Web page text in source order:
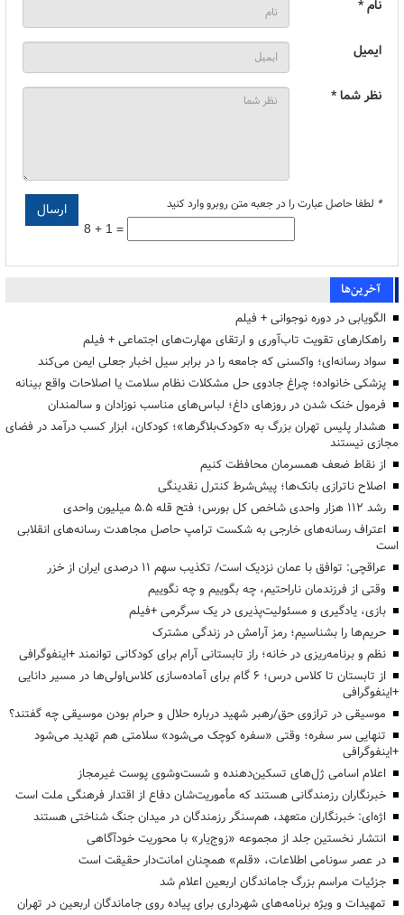
نام *
ایمیل
نظر شما *
* لطفا حاصل عبارت را در جعبه متن روبرو وارد کنید
8 + 1 =
آخرین‌ها
الگویابی در دوره نوجوانی + فیلم
راهکارهای تقویت تاب‌آوری و ارتقای مهارت‌های اجتماعی + فیلم
سواد رسانه‌ای؛ واکسنی که جامعه را در برابر سیل اخبار جعلی ایمن می‌کند
پزشکی خانواده؛ چراغ جادوی حل مشکلات نظام سلامت یا اصلاحات واقع بینانه
فرمول خنک شدن در روزهای داغ؛ لباس‌های مناسب نوزادان و سالمندان
هشدار پلیس تهران بزرگ به «کودک‌بلاگرها»؛ کودکان، ابزار کسب درآمد در فضای
مجازی نیستند
از نقاط ضعف همسرمان محافظت کنیم
اصلاح ناترازی بانک‌ها؛ پیش‌شرط کنترل نقدینگی
رشد ۱۱۲ هزار واحدی شاخص کل بورس؛ فتح قله ۵.۵ میلیون واحدی
اعتراف رسانه‌های خارجی به شکست ترامپ حاصل مجاهدت رسانه‌های انقلابی
است
عراقچی: توافق با عمان نزدیک است/ تکذیب سهم ۱۱ درصدی ایران از خزر
وقتی از فرزندمان ناراحتیم، چه بگوییم و چه نگوییم
بازی، یادگیری و مسئولیت‌پذیری در یک سرگرمی +فیلم
حریم‌ها را بشناسیم؛ رمز آرامش در زندگی مشترک
نظم و برنامه‌ریزی در خانه؛ راز تابستانی آرام برای کودکانی توانمند +اینفوگرافی
از تابستان تا کلاس درس؛ ۶ گام برای آماده‌سازی کلاس‌اولی‌ها در مسیر دانایی
+اینفوگرافی
موسیقی در ترازوی حق/رهبر شهید درباره حلال و حرام بودن موسیقی چه گفتند؟
تنهایی سر سفره؛ وقتی «سفره کوچک می‌شود» سلامتی هم تهدید می‌شود
+اینفوگرافی
اعلام اسامی ژل‌های تسکین‌دهنده و شست‌وشوی پوست غیرمجاز
خبرنگاران رزمندگانی هستند که مأموریت‌شان دفاع از اقتدار فرهنگی ملت است
اژه‌ای: خبرنگاران متعهد، هم‌سنگر رزمندگان در میدان جنگ شناختی هستند
انتشار نخستین جلد از مجموعه «زوج‌یار» با محوریت خودآگاهی
در عصر سونامی اطلاعات، «قلم» همچنان امانت‌دار حقیقت است
جزئیات مراسم بزرگ جاماندگان اربعین اعلام شد
تمهیدات و ویژه برنامه‌های شهرداری برای پیاده روی جاماندگان اربعین در تهران